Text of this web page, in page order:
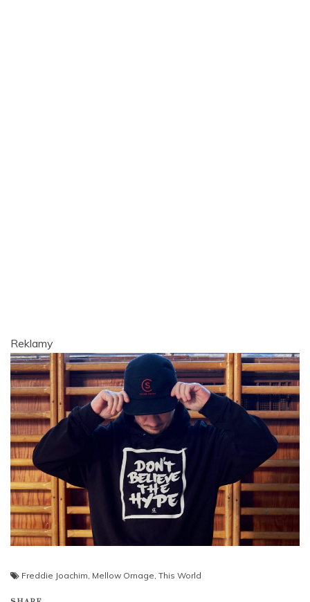
Reklamy
Freddie Joachim Mellow Ornage This World